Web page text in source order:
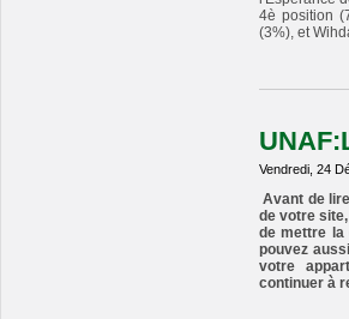
4è position
(3%), et
Vendredi, 24
Avant de
de votre
de mettre la
pouvez
votre
continuer à